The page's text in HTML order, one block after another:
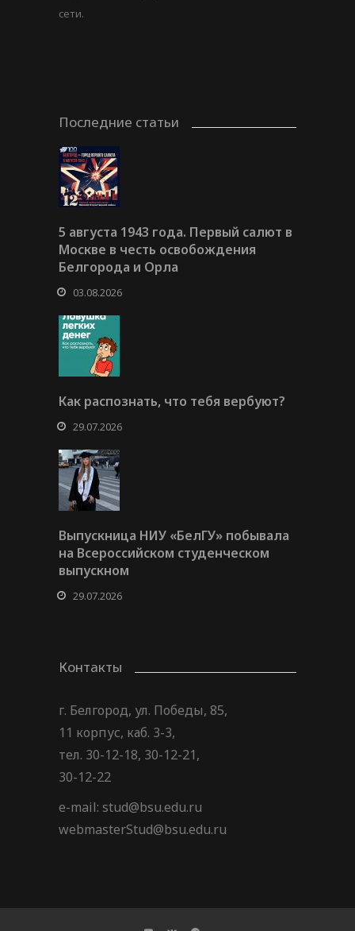
сети.
Последние статьи
5 августа 1943 года. Первый салют в
Москве в честь освобождения
Белгорода и Орла
03.08.2026
Как распознать, что тебя вербуют?
29.07.2026
Выпускница НИУ «БелГУ» побывала
на Всероссийском студенческом
выпускном
29.07.2026
Контакты
г. Белгород, ул. Победы, 85,
11 корпус, каб. 3-3,
тел. 30-12-18, 30-12-21,
30-12-22
e-mail: stud@bsu.edu.ru
webmasterStud@bsu.edu.ru